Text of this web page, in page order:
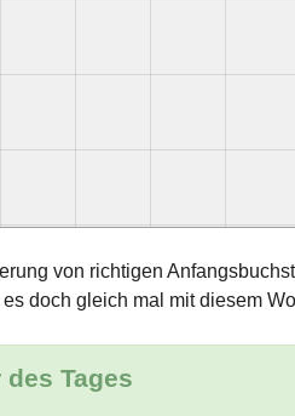
von richtigen
doch gleich mal mit diesem
Tages